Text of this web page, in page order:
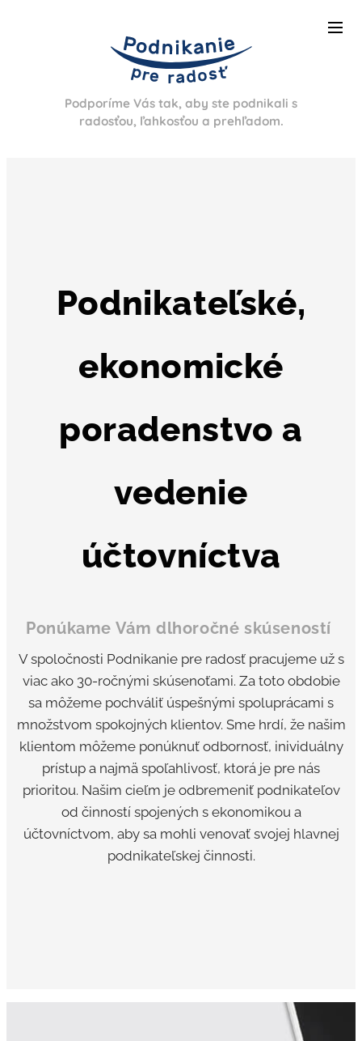
Podporíme Vás tak, aby ste podnikali s
radosťou, ľahkosťou a prehľadom.
Podnikateľské,
ekonomické
poradenstvo a
vedenie
účtovníctva
Ponúkame Vám dlhoročné skúseností
V spoločnosti Podnikanie pre radosť pracujeme už s
viac ako 30-ročnými skúsenoťami. Za toto obdobie
sa môžeme pochváliť úspešnými spoluprácami s
množstvom spokojných klientov. Sme hrdí, že našim
klientom môžeme ponúknuť odbornosť, inividuálny
prístup a najmä spoľahlivosť, ktorá je pre nás
prioritou. Našim cieľm je odbremeniť podnikateľov
od činností spojených s ekonomikou a
účtovníctvom, aby sa mohli venovať svojej hlavnej
podnikateľskej činnosti.